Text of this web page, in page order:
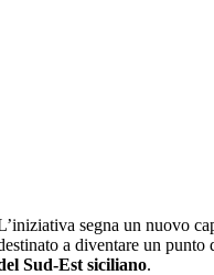
segna un nuovo
a diventare un
Sud-Est siciliano.